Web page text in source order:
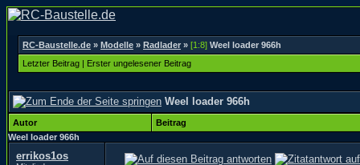
RC-Baustelle.de » Modelle » Radlader » [1:8] Weel loader 966h
Letzter Beitrag | Erster ungelesener Beitrag
Weel loader 966h
Autor
Beitrag
Weel loader 966h
errikos1os